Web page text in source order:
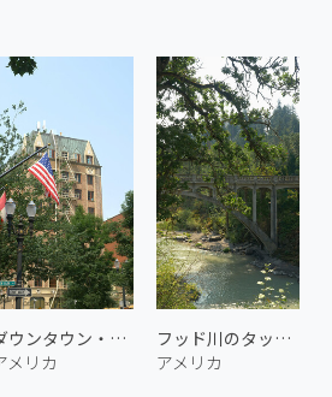
ダウンタウン・ポートランド
メリカ
フッド川のタッカー・ブリッジ
アメリカ